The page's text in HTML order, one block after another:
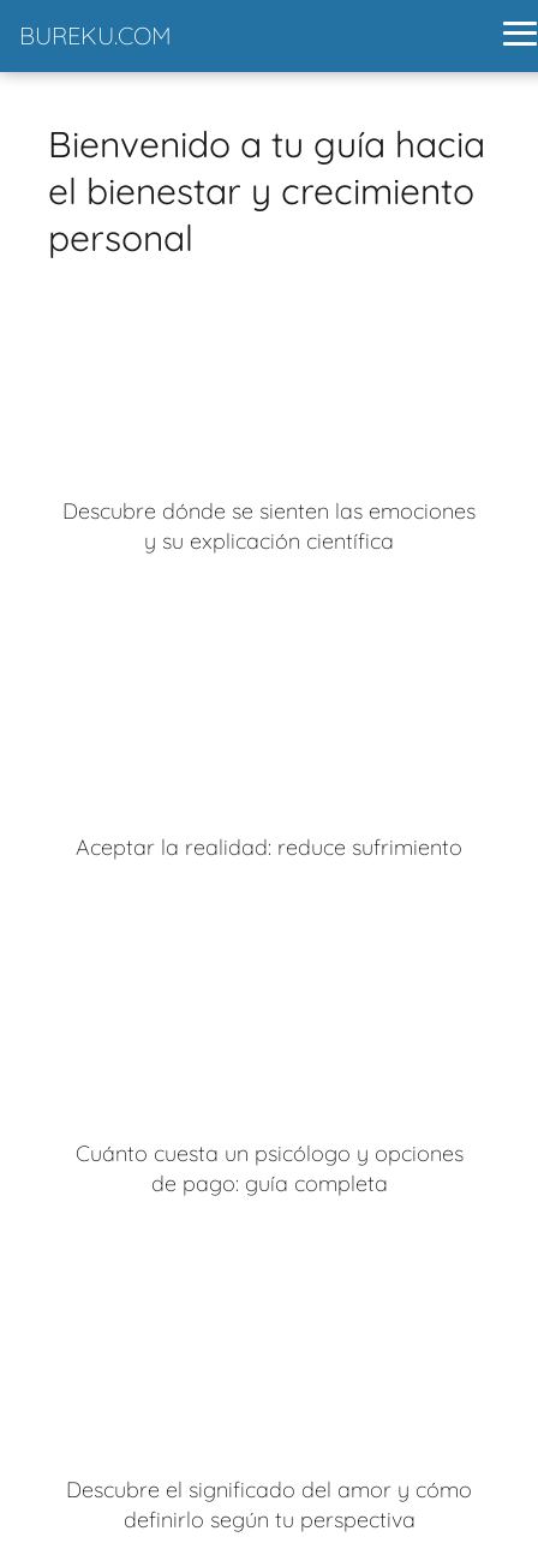
BUREKU.COM
Bienvenido a tu guía hacia
el bienestar y crecimiento
personal
Descubre dónde se sienten las emociones
y su explicación científica
Aceptar la realidad: reduce sufrimiento
Cuánto cuesta un psicólogo y opciones
de pago: guía completa
Descubre el significado del amor y cómo
definirlo según tu perspectiva